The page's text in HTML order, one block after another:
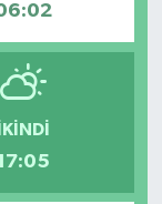
İKINDI